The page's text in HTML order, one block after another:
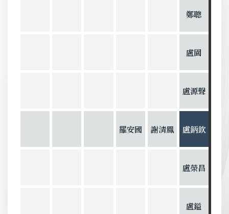
鄭聰
盧園
盧源聲
盧鈵欽
盧榮昌
盧鎰
謝清鳳
羅安國